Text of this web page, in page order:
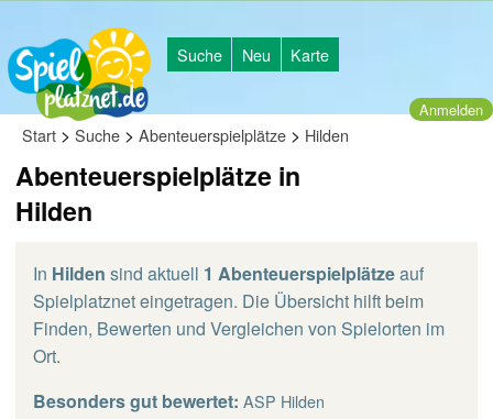
Suche Neu Karte
Anmelden
Start > Suche > Abenteuerspielplätze > Hilden
Abenteuerspielplätze in
Hilden
In Hilden sind aktuell 1 Abenteuerspielplätzeauf
Spielplatznet eingetragen. Die Übersicht hilft beim
Finden, Bewerten und Vergleichen von Spielorten im
Ort.
Besonders gut bewertet: ASP Hilden